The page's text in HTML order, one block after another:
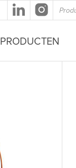
PRODUCTEN